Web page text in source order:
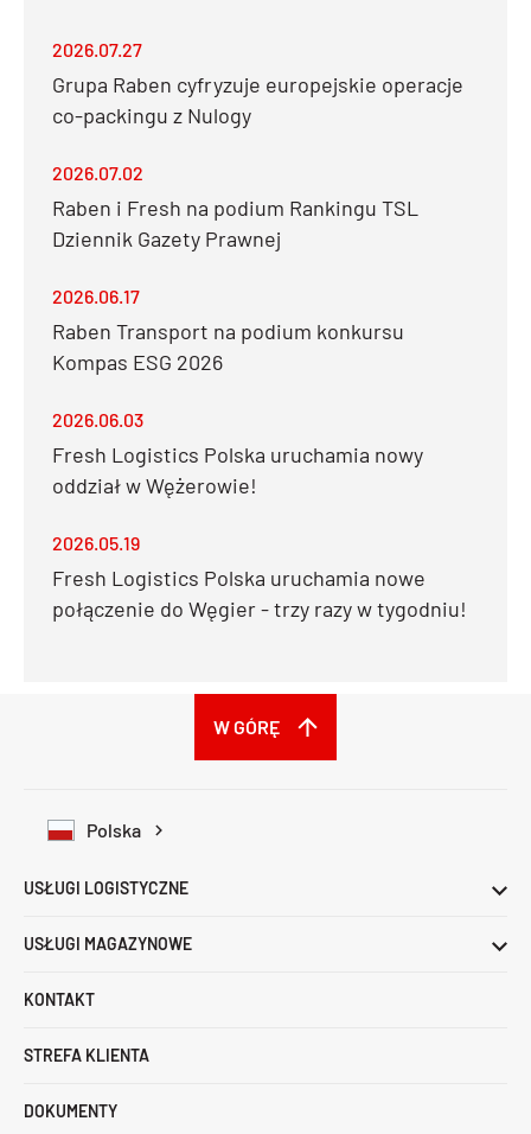
2026.07.27
Grupa Raben cyfryzuje europejskie operacje
co-packingu z Nulogy
2026.07.02
Raben i Fresh na podium Rankingu TSL
Dziennik Gazety Prawnej
2026.06.17
Raben Transport na podium konkursu
Kompas ESG 2026
2026.06.03
Fresh Logistics Polska uruchamia nowy
oddział w Wężerowie!
2026.05.19
Fresh Logistics Polska uruchamia nowe
połączenie do Węgier - trzy razy w tygodniu!
Polska
W GÓRĘ
USŁUGI LOGISTYCZNE
USŁUGI MAGAZYNOWE
KONTAKT
STREFA KLIENTA
DOKUMENTY